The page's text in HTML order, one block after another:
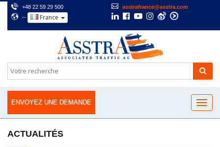
+48 22 59 29 500
asstrafrance@asstra.com
--
France
ENVOYEZ UNE DEMANDE
ACTUALITÉS